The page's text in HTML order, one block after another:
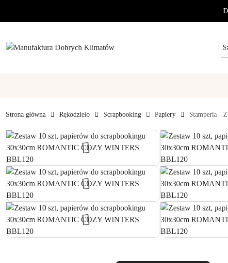
Strona główna Rękodzieło Scrapbooking Papiery Stamperia -